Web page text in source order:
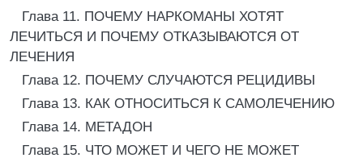
Глава 11. ПОЧЕМУ НАРКОМАНЫ ХОТЯТ
ЛЕЧИТЬСЯ И ПОЧЕМУ ОТКАЗЫВАЮТСЯ ОТ
ЛЕЧЕНИЯ
Глава 12. ПОЧЕМУ СЛУЧАЮТСЯ РЕЦИДИВЫ
Глава 13. КАК ОТНОСИТЬСЯ К САМОЛЕЧЕНИЮ
Глава 14. МЕТАДОН
Глава 15. ЧТО МОЖЕТ И ЧЕГО НЕ МОЖЕТ